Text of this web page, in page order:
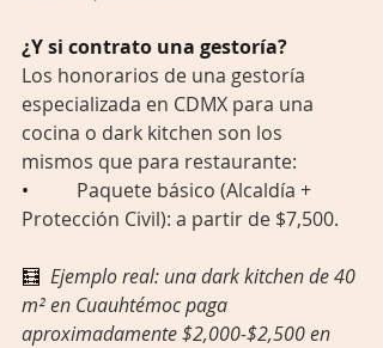
¿Y si contrato una gestoría?
Los honorarios de una gestoría
especializada en CDMX para una
cocina o dark kitchen son los
mismos que para restaurante:
• Paquete básico (Alcaldía +
Protección Civil): a partir de $7,500.
🧮 Ejemplo real: una dark kitchen de 40
m² en Cuauhtémoc paga
aproximadamente $2,000-$2,500 en